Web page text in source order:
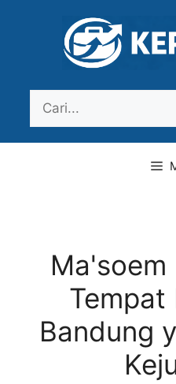
Tempat
Bandung